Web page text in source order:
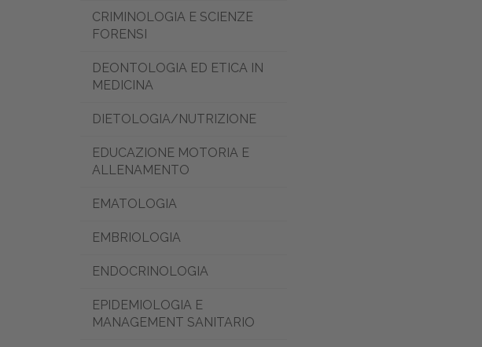
CRIMINOLOGIA E SCIENZE
FORENSI
DEONTOLOGIA ED ETICA IN
MEDICINA
DIETOLOGIA/NUTRIZIONE
EDUCAZIONE MOTORIA E
ALLENAMENTO
EMATOLOGIA
EMBRIOLOGIA
ENDOCRINOLOGIA
EPIDEMIOLOGIA E
MANAGEMENT SANITARIO